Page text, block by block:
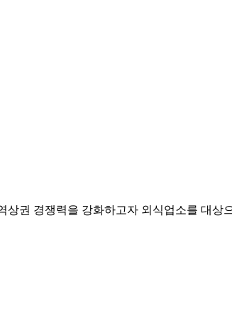
권 경쟁력을 강화하고자 외식업소를 대